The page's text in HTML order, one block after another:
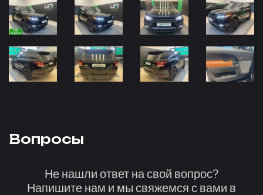
Вопросы
Не нашли ответ на свой вопрос?
Напишите нам и мы свяжемся с вами в